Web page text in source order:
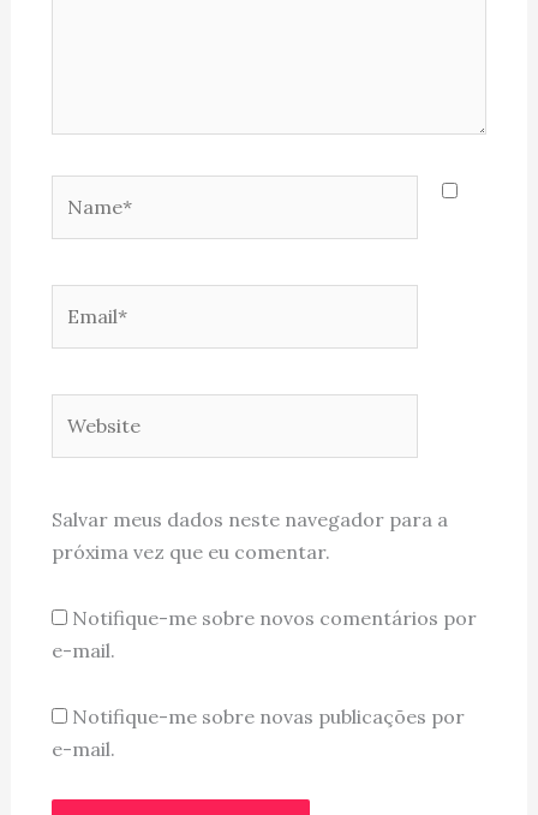
Salvar meus dados neste navegador para a
próxima vez que eu comentar.
Notifique-me sobre novos comentários por
e-mail.
Notifique-me sobre novas publicações por
e-mail.